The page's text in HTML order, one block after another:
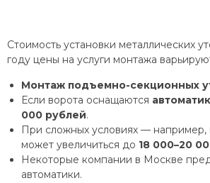
Стоимость установки металлических
году цены на услуги монтажа
Монтаж подъемно-секционных
Если ворота оснащаются
000 рублей.
При сложных условиях —
может увеличиться до 18 000–20
Некоторые компании в Москве
автоматики.